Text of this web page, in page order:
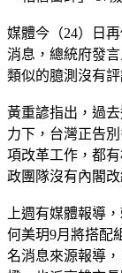
媒體今（24）日
消息，總統府發
類似的臆測沒有評
黃重諺指出，過
力下，台灣正告
項改革工作，都
政團隊沒有內閣改
上週有媒體報導
何美玥9月將搭配
名消息來源報導